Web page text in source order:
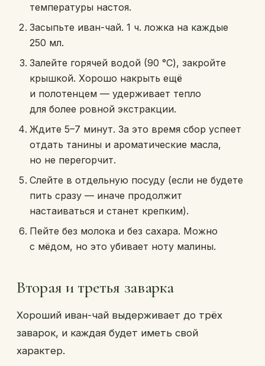
температуры настоя.
Засыпьте иван-чай. 1 ч. ложка на каждые
250 мл.
Залейте горячей водой (90 °C), закройте
крышкой. Хорошо накрыть ещё
и полотенцем — удерживает тепло
для более ровной экстракции.
Ждите 5–7 минут. За это время сбор успеет
отдать танины и ароматические масла,
но не перегорчит.
Слейте в отдельную посуду (если не будете
пить сразу — иначе продолжит
настаиваться и станет крепким).
Пейте без молока и без сахара. Можно
с мёдом, но это убивает ноту малины.
Вторая и третья заварка
Хороший иван-чай выдерживает до трёх
заварок, и каждая будет иметь свой
характер.